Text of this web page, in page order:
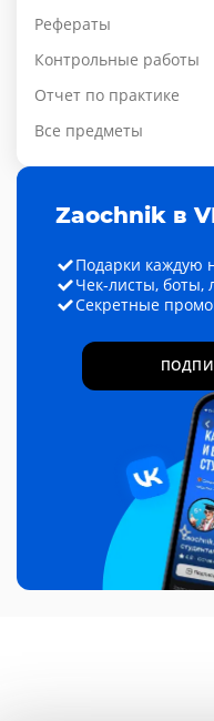
Рефераты
Контрольные работы
Отчет по практике
Все предметы
Zaochnik в
Подарки каждую
Чек-листы, боты,
Секретные